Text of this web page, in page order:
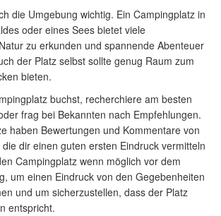
die Umgebung wichtig. Ein Campingplatz in
oder eines Sees bietet viele
zu erkunden und spannende Abenteuer
der Platz selbst sollte genug Raum zum
bieten.
buchst, recherchiere am besten
frag bei Bekannten nach Empfehlungen.
haben Bewertungen und Kommentare von
dir einen guten ersten Eindruck vermitteln
Campingplatz wenn möglich vor dem
um einen Eindruck von den Gegebenheiten
und um sicherzustellen, dass der Platz
entspricht.